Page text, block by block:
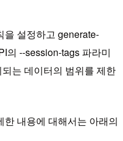
을 설정하고 generate-
의 --session-tags 파라미
는 데이터의 범위를 제한
내용에 대해서는 아래의